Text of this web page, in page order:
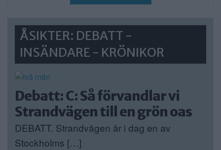
ÅSIKTER: DEBATT -
INSÄNDARE - KRÖNIKOR
Debatt: C: Så förvandlar vi
Strandvägen till en grön oas
DEBATT. Strandvägen är i dag en av
Stockholms […]